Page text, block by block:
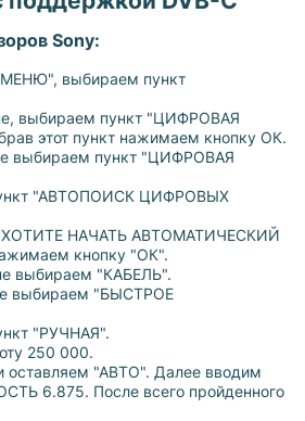
Sony:
выбираем пункт
выбираем пункт "ЦИФРОВАЯ
этот пункт нажимаем кнопку ОК.
выбираем пункт "ЦИФРОВАЯ
"АВТОПОИСК ЦИФРОВЫХ
"ХОТИТЕ НАЧАТЬ АВТОМАТИЧЕСКИЙ
кнопку "ОК".
выбираем "КАБЕЛЬ".
выбираем "БЫСТРОЕ
"РУЧНАЯ".
250 000.
оставляем "АВТО". Далее вводим
6.875. После всего пройденного